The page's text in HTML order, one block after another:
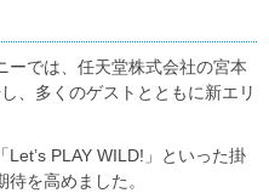
ーでは、任天堂株式会社の宮本
、多くのゲストとともに新エリ
PLAY WILD!」といった掛
を高めました。